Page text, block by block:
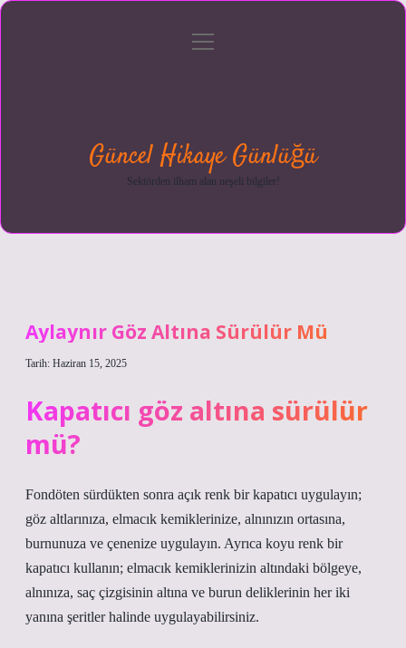
menüyü
Güncel Hikaye Günlüğü
Sektörden ilham alan neşeli bilgiler!
Aylaynır Göz Altına Sürülür Mü
Tarih: Haziran 15, 2025
Kapatıcı göz altına sürülür
mü?
Fondöten sürdükten sonra açık renk bir kapatıcı uygulayın;
göz altlarınıza, elmacık kemiklerinize, alnınızın ortasına,
burnunuza ve çenenize uygulayın. Ayrıca koyu renk bir
kapatıcı kullanın; elmacık kemiklerinizin altındaki bölgeye,
alnınıza, saç çizgisinin altına ve burun deliklerinin her iki
yanına şeritler halinde uygulayabilirsiniz.